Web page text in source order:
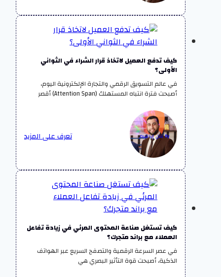
كيف تدفع العميل لاتخاذ قرار الشراء في الثواني
الأولى؟
في عالم التسويق الرقمي والتجارة الإلكترونية اليوم،
أصبحت فترة انتباه المستهلك (Attention Span) أقصر
By بلال إبراهيم تعرف على المزيد
كيف تستغل صناعة المحتوى المرئي في زيادة تفاعل
العملاء مع براند متجرك؟
في عصر السرعة الرقمية والتصفح السريع عبر الهواتف
الذكية، أصبحت قوة التأثير البصري هي